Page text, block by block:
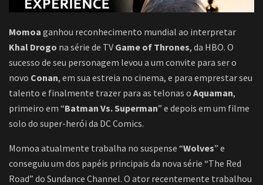
Momoa ganhou reconhecimento mundial ao interpretar
Khal Drogo na série de TV Game of Thrones, da HBO. O
sucesso de seu personagem levou a um convite para ser o
novo Conan, em sua estreia no cinema, e para emprestar seu
talento e finalmente trazer para as telonas o Aquaman,
primeiro em “Batman Vs. Superman” e depois em um filme
solo do super-herói da DC Comics.
Momoa atualmente trabalha no suspense “Wolves” e
conseguiu um dos papéis principais da nova série “The Red
Road” do Sundance Channel. O ator recentemente trabalhou